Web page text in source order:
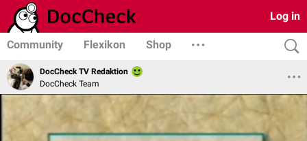
Log in
Community Flexikon Shop
DocCheck TV Redaktion
DocCheck Team